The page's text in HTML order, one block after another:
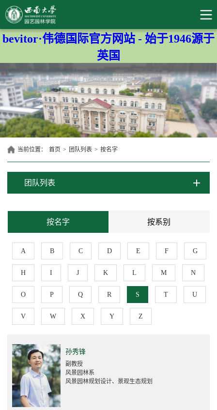
bevitor·伟德国际官方网站 - 始于1946源于
英国
当前位置： 首页 > 团队列表 > 按名字
团队列表
按名字 按系别
A B C D E F G
H I J K L M N
O P Q R S T U
V W X Y Z
孙秀锋
副教授
风景园林系
风景园林规划设计、景观生态规划